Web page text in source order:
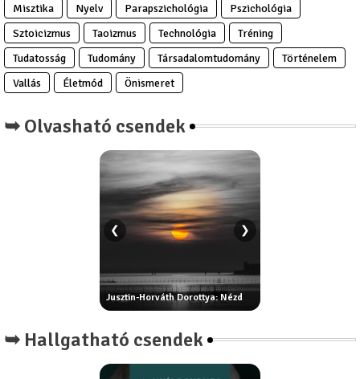
Misztika
Nyelv Parapszichológia
Pszichológia
Sztoicizmus
Taoizmus Technológia
Tréning
Tudatosság
Tudomány Társadalomtudomány
Történelem
Vallás
Életmód Önismeret
➥ Olvasható csendek
Jusztin-Horváth Dorottya: Nézd
❮ ❯
➥ Hallgatható csendek